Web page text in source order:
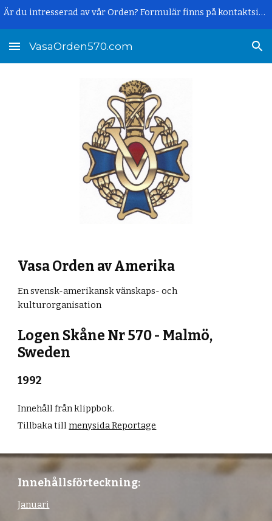
Är du intresserad av vår Orden? Formulär finns på kontaktsidan.
VasaOrden570.com
Vasa Orden av Amerika
En svensk-amerikansk vänskaps- och
kulturorganisation
Logen Skåne Nr 570 - Malmö,
Sweden
1992
Innehåll från klippbok.
Tillbaka tillmenysida Reportage
Innehållsförteckning:
Januari